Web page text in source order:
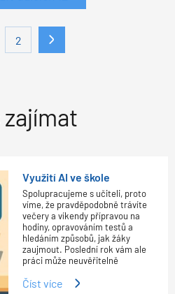
2
zajímat
Využití AI ve škole
Spolupracujeme s učiteli, proto
víme, že pravděpodobně trávíte
večery a víkendy přípravou na
hodiny, opravováním testů a
hledáním způsobů, jak žáky
zaujmout. Poslední rok vám ale
práci může neuvěřitelně
Číst více